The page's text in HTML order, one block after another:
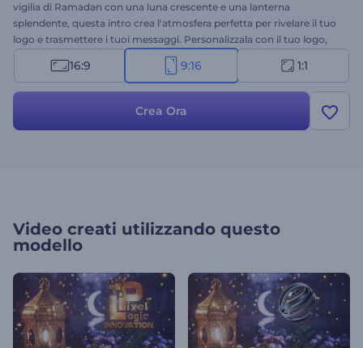
vigilia di Ramadan con una luna crescente e una lanterna
splendente, questa intro crea l'atmosfera perfetta per rivelare il tuo
logo e trasmettere i tuoi messaggi. Personalizzala con il tuo logo,
inserisci i tuoi messaggi di auguri e aggiungi una colonna sonora
per completare l'atmosfera gioiosa. Perfetta per video di auguri,
presentazioni e molto altro. Crea ora e diffondi lo spirito del
16:9 9:16 1:1
Crea Ora
Video creati utilizzando questo
modello